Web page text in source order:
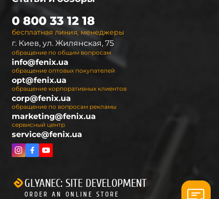
бесплатная линия, менеджеры
0 800 33 12 18
г. Киев, ул. Жилянская, 75
обращение по общим вопросам
info@fenix.ua
обращение оптовых покупателей
opt@fenix.ua
обращение корпоративных клиентов
corp@fenix.ua
обращение по вопросам рекламы
marketing@fenix.ua
сервисный центр
service@fenix.ua
GLYANEC: SITE DEVELOPMENT
ORDER AN ONLINE STORE